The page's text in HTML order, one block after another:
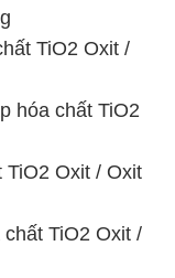
TiO2 Oxit /
hóa chất TiO2
Oxit / Oxit
TiO2 Oxit /